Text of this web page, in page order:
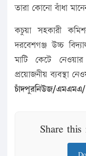
তারা কোনো বাঁধা
কচুয়া সহকারী
দরবেশগঞ্জ উচ্চ
মাটি কেটে
প্রয়োজনীয় ব্যবস্থা
চাঁদপুরনিউজ/এমএমএ/
Share